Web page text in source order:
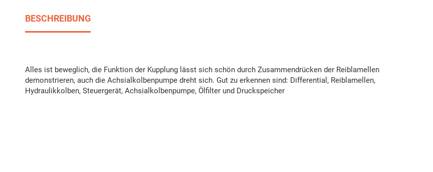
BESCHREIBUNG
Alles ist beweglich, die Funktion der Kupplung lässt sich schön durch Zusammendrücken der Reiblamellen
demonstrieren, auch die Achsialkolbenpumpe dreht sich. Gut zu erkennen sind: Differential, Reiblamellen,
Hydraulikkolben, Steuergerät, Achsialkolbenpumpe, Ölfilter und Druckspeicher